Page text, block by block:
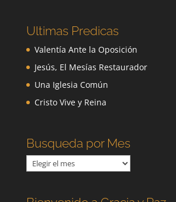
Ultimas Predicas
Valentía Ante la Oposición
Jesús, El Mesías Restaurador
Una Iglesia Común
Cristo Vive y Reina
Busqueda por Mes
Busqueda
por